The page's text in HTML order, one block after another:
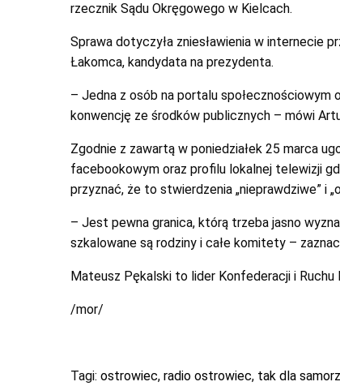
rzecznik Sądu Okręgowego w Kielcach.
Sprawa dotyczyła zniesławienia w internecie
Łakomca, kandydata na prezydenta.
– Jedna z osób na portalu społecznościowym
konwencję ze środków publicznych – mówi
Zgodnie z zawartą w poniedziałek 25 marca
facebookowym oraz profilu lokalnej telewizji
przyznać, że to stwierdzenia „nieprawdziwe” i
– Jest pewna granica, którą trzeba jasno
szkalowane są rodziny i całe komitety –
Mateusz Pękalski to lider Konfederacji i
/mor/
Tagi: ostrowiec, radio ostrowiec, tak dla